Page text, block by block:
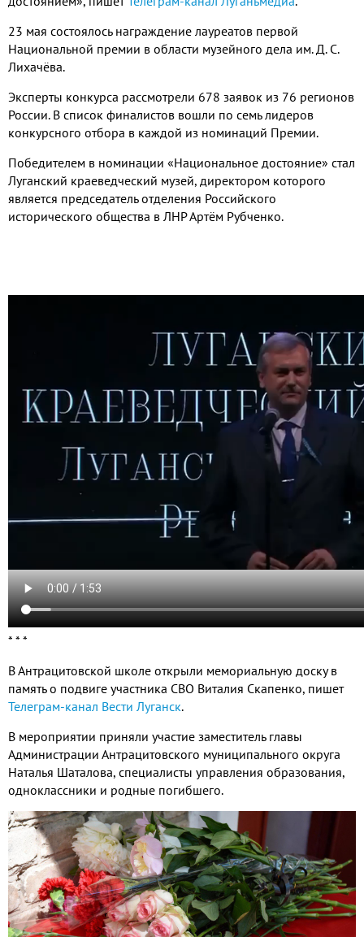
23 мая состоялось награждение лауреатов первой
Национальной премии в области музейного дела им. Д. С.
Лихачёва.
Эксперты конкурса рассмотрели 678 заявок из 76 регионов
России. В список финалистов вошли по семь лидеров
конкурсного отбора в каждой из номинаций Премии.
Победителем в номинации «Национальное достояние» стал
Луганский краеведческий музей, директором которого
является председатель отделения Российского
исторического общества в ЛНР Артём Рубченко.
* * *
В Антрацитовской школе открыли мемориальную доску в
память о подвиге участника СВО Виталия Скапенко, пишет
Телеграм-канал Вести Луганск.
В мероприятии приняли участие заместитель главы
Администрации Антрацитовского муниципального округа
Наталья Шаталова, специалисты управления образования,
одноклассники и родные погибшего.